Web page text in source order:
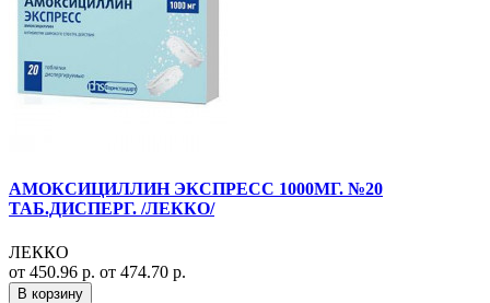
АМОКСИЦИЛЛИН ЭКСПРЕСС 1000МГ. №20
ТАБ.ДИСПЕРГ. /ЛЕККО/
ЛЕККО
от 450.96 р. от 474.70 р.
В корзину